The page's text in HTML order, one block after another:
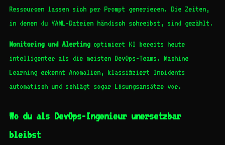
Ressourcen lassen sich per Prompt generieren. Die Zeiten,
in denen du YAML-Dateien händisch schreibst, sind gezählt.
Monitoring und Alertingoptimiert KI bereits heute
intelligenter als die meisten DevOps-Teams. Machine
Learning erkennt Anomalien, klassifiziert Incidents
automatisch und schlägt sogar Lösungsansätze vor.
Wo du als DevOps-Ingenieur unersetzbar
bleibst